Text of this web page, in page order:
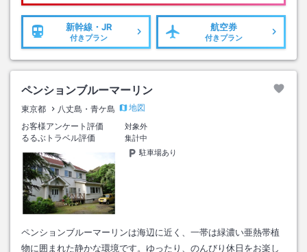
新幹線・JR
付きプラン
航空券
付きプラン
ペンションブルーマーリン
東京都 八丈島・青ケ島
地図
お客様アンケート評価
対象外
るるぶトラベル評価
集計中
駐車場あり
ペンションブルーマーリンは海辺に近く、一帯は緑濃い亜熱帯植
物に囲まれた静かな環境です。ゆったり、のんびり休日をお楽し